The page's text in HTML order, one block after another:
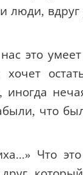
вдруг
это
что
Что